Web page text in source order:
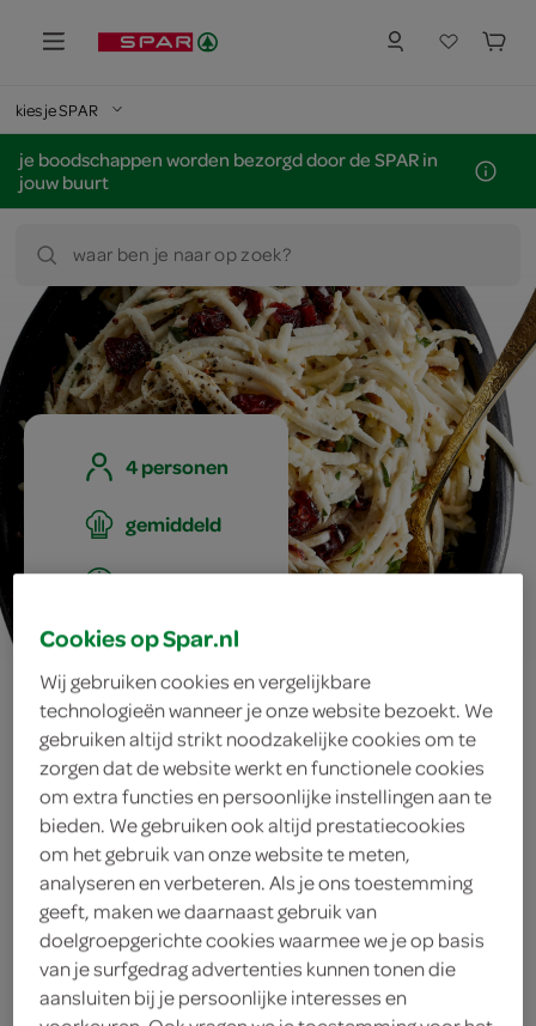
kies je SPAR
je boodschappen worden bezorgd door de SPAR in
jouw buurt
waar ben je naar op zoek?
4 personen
gemiddeld
20 min.
knolselderijsalade
met cranberry’s
en walnoten
ingrediënten
Cookies op Spar.nl
Wij gebruiken cookies en vergelijkbare
technologieën wanneer je onze website bezoekt. We
gebruiken altijd strikt noodzakelijke cookies om te
zorgen dat de website werkt en functionele cookies
om extra functies en persoonlijke instellingen aan te
bieden. We gebruiken ook altijd prestatiecookies
om het gebruik van onze website te meten,
analyseren en verbeteren. Als je ons toestemming
geeft, maken we daarnaast gebruik van
doelgroepgerichte cookies waarmee we je op basis
van je surfgedrag advertenties kunnen tonen die
aansluiten bij je persoonlijke interesses en